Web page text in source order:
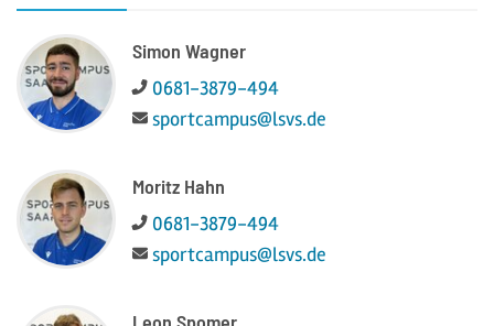
Simon Wagner
Telefon:
0681-3879-494
E-Mail:
sportcampus@lsvs.de
Moritz Hahn
Telefon:
0681-3879-494
E-Mail:
sportcampus@lsvs.de